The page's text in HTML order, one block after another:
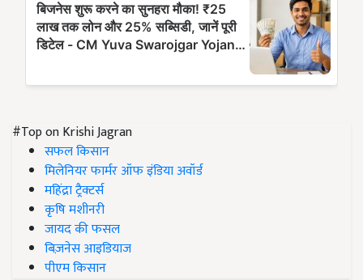
#Top on Krishi Jagran
सफल किसान
मिलेनियर फार्मर ऑफ इंडिया अवॉर्ड
महिंद्रा ट्रैक्टर्स
कृषि मशीनरी
जायद की फसल
बिज़नेस आइडियाज
पीएम किसान